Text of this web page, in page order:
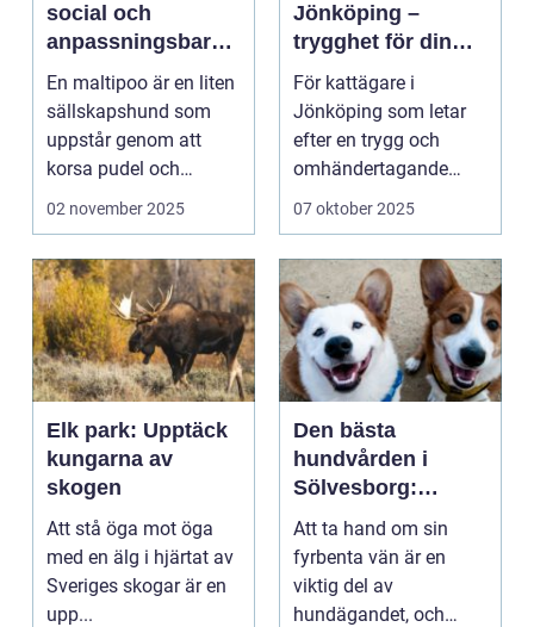
social och
anpassningsbar
familjehund
En maltipoo är en liten
sällskapshund som
uppstår genom att
korsa pudel och
malteser...
02 november 2025
Jönköping –
trygghet för din
fyrbenta vän
För kattägare i
Jönköping som letar
efter en trygg och
omhändertagande
plat...
07 oktober 2025
Elk park: Upptäck
kungarna av
skogen
Att stå öga mot öga
med en älg i hjärtat av
Sveriges skogar är en
upp...
Den bästa
hundvården i
Sölvesborg:
hundtrim
Sölvesborg
Att ta hand om sin
fyrbenta vän är en
viktig del av
hundägandet, och